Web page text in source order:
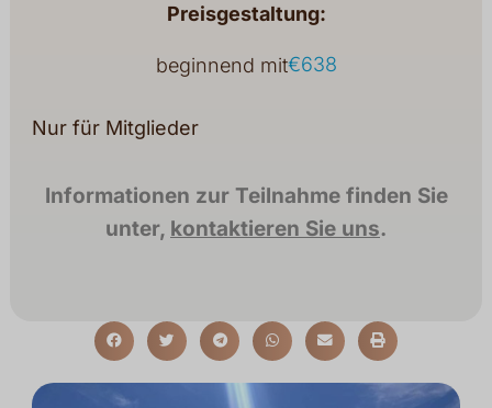
Preisgestaltung:
beginnend mit€638
Nur für Mitglieder
Informationen zur Teilnahme finden Sie
unter, kontaktieren Sie uns.